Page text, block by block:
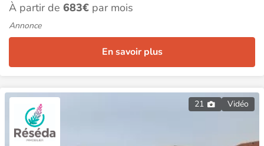
À partir de 683€ par mois
Annonce
En savoir plus
21 Vidéo